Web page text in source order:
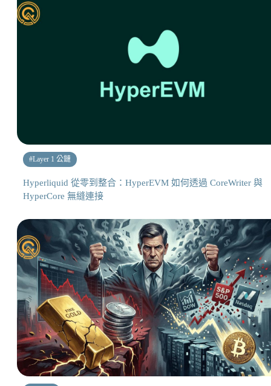
#Layer 1 公鏈
Hyperliquid 從零到整合：HyperEVM 如何透過 CoreWriter 與
HyperCore 無縫連接